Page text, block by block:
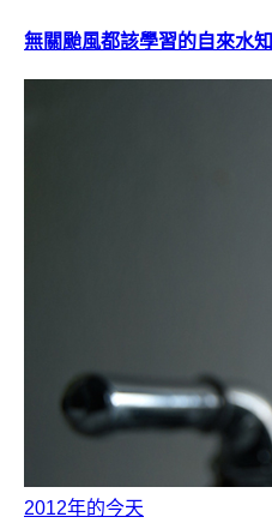
無關颱風都該學習的自來水
2012年的今天